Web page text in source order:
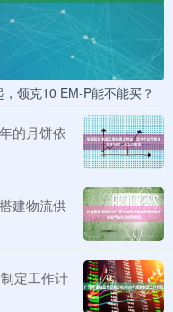
领克10 EM-P能不能买？
的月饼依
建物流供
定工作计